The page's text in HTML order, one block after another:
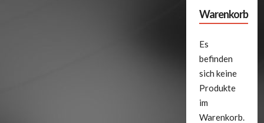
Warenkorb
Es
befinden
sich keine
Produkte
im
Warenkorb.